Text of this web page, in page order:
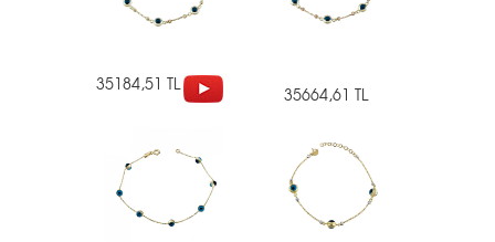
35184,51 TL 35664,61 TL